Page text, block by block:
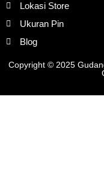
Lokasi Store
Ukuran Pin
Blog
Copyright © 2025